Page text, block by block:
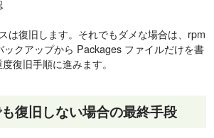
は復旧します。それでもダメな場合は、rpm
クアップから Packages ファイルだけを書
復旧手順に進みます。
復旧しない場合の最終手段